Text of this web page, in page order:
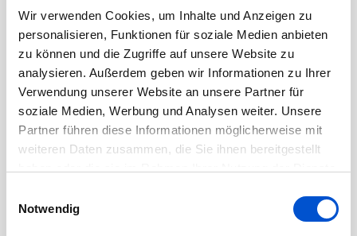
Wir verwenden Cookies, um Inhalte und Anzeigen zu
personalisieren, Funktionen für soziale Medien anbieten
zu können und die Zugriffe auf unsere Website zu
analysieren. Außerdem geben wir Informationen zu Ihrer
Verwendung unserer Website an unsere Partner für
soziale Medien, Werbung und Analysen weiter. Unsere
Partner führen diese Informationen möglicherweise mit
weiteren Daten zusammen, die Sie ihnen bereitgestellt
Notwendig
Vollzeit
Veröffentlicht vor 11 Monaten
45000 - 80000 EUR / Jahr
Die Bewerbungen sind abgeschlossen
Dieses Jobangebot ist abgelaufen.